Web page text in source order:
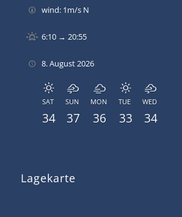
wind: 1m/s N
6:10 → 20:55
8. August 2026
SAT
34
SUN
37
MON
36
TUE
33
WED
34
Lagekarte